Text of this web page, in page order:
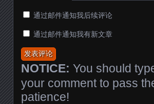
通过邮件通知我后续评论
通过邮件通知我有新文章
NOTICE: You should
your comment to pass
patience!